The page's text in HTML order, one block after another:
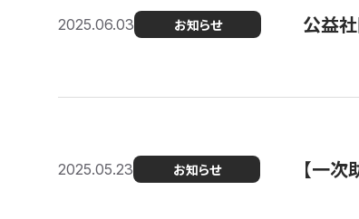
2025.06.03 お知らせ 公益
2025.05.23 お知らせ 【一